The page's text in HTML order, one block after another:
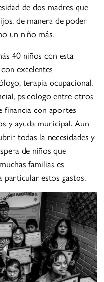
de dos madres que
de manera de poder
un niño más.
40 niños con esta
excelentes
terapia ocupacional,
psicólogo entre otros
financia con aportes
y ayuda municipal. Aun
todas la necesidades y
de niños que
familias es
particular estos gastos.